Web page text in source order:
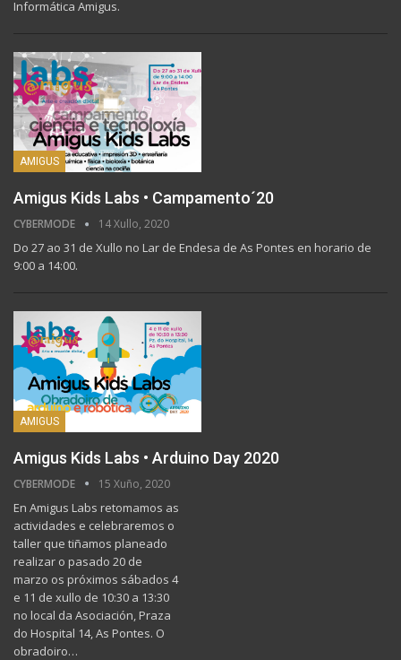
Informática Amigus.
AMIGUS
Amigus Kids Labs • Campamento´20
CYBERMODE 14 Xullo, 2020
Do 27 ao 31 de Xullo no Lar de Endesa de As Pontes en horario de
9:00 a 14:00.
AMIGUS
Amigus Kids Labs • Arduino Day 2020
CYBERMODE 15 Xuño, 2020
En Amigus Labs retomamos as
actividades e celebraremos o
taller que tiñamos planeado
realizar o pasado 20 de
marzo os próximos sábados 4
e 11 de xullo de 10:30 a 13:30
no local da Asociación, Praza
do Hospital 14, As Pontes. O
obradoiro…